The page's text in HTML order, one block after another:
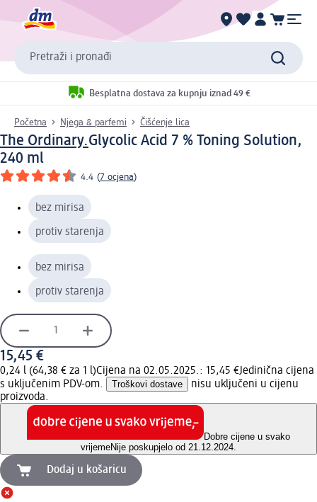
Pretraži i pronađi
Besplatna dostava za kupnju iznad 49 €
Početna Njega & parfemi Čišćenje lica
The Ordinary.Glycolic Acid 7 % Toning Solution,
240 ml
4.4 (7 ocjena)
bez mirisa
protiv starenja
bez mirisa
protiv starenja
15,45 €
0,24 l (64,38 € za 1 l)Cijena na 02.05.2025.: 15,45 €Jedinična cijena
s uključenim PDV-om.
Troškovi dostave
nisu uključeni u cijenu
proizvoda.
Dobre cijene u svako
vrijemeNije poskupjelo od 21.12.2024.
Dodaj u košaricu